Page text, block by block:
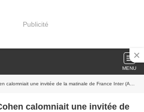
Publicité
MENU
une invitée de la matinale de France Inter (Acrimed)
calomniait une invitée de